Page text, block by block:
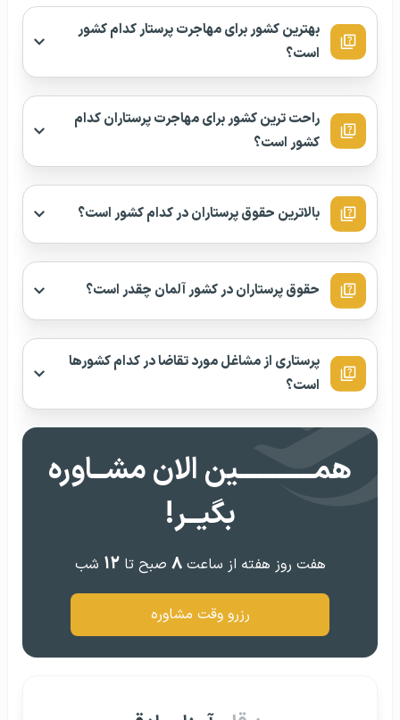
بهترین کشور برای مهاجرت پرستار کدام کشور
است؟
راحت ترین کشور برای مهاجرت پرستاران کدام
کشور است؟
بالاترین حقوق پرستاران در کدام کشور است؟
حقوق پرستاران در کشور آلمان چقدر است؟
پرستاری از مشاغل مورد تقاضا در کدام کشورها
است؟
همــــــــــــین الان مشــاوره
بگیــر!
هفت روز هفته از ساعت۸ صبح تا۱۲ شب
رزرو وقت مشاوره